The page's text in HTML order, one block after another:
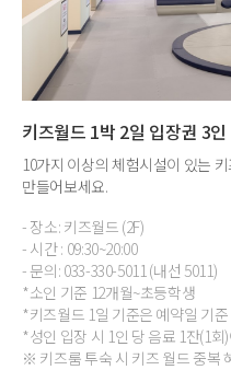
키즈월드 1박 2일 입장권 3
10가지 이상의 체험시설이 있는
만들어보세요.
- 장소: 키즈월드 (2F)
- 시간 : 09:30~20:00
- 문의: 033-330-5011 (내선 5011)
*소인 기준 12개월~초등학생
*키즈월드 1일 기준은 예약일 기
*성인 입장 시 1인 당 음료 1잔(1회
※ 키즈룸 투숙 시 키즈 월드 중복